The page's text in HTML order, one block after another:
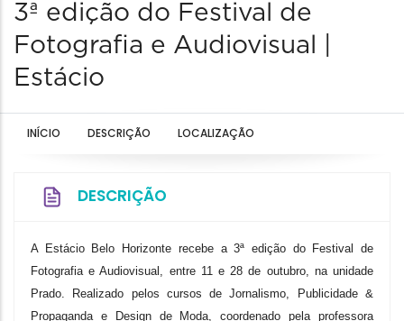
3ª edição do Festival de
Fotografia e Audiovisual |
Estácio
INÍCIO DESCRIÇÃO LOCALIZAÇÃO
DESCRIÇÃO
A Estácio Belo Horizonte recebe a 3ª edição do Festival de
Fotografia e Audiovisual, entre 11 e 28 de outubro, na unidade
Prado. Realizado pelos cursos de Jornalismo, Publicidade &
Propaganda e Design de Moda, coordenado pela professora